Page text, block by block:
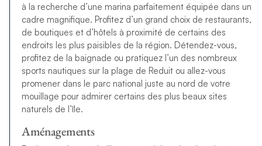
à la recherche d’une marina parfaitement équipée dans un
cadre magnifique. Profitez d’un grand choix de restaurants,
de boutiques et d’hôtels à proximité de certains des
endroits les plus paisibles de la région. Détendez-vous,
profitez de la baignade ou pratiquez l’un des nombreux
sports nautiques sur la plage de Reduit ou allez-vous
promener dans le parc national juste au nord de votre
mouillage pour admirer certains des plus beaux sites
naturels de l’île.
Aménagements